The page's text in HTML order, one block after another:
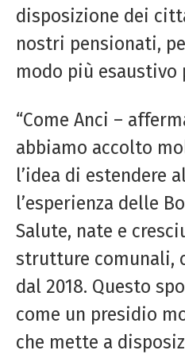
disposizione dei
nostri pensionati,
modo più esaustivo
“Come Anci –
abbiamo accolto
l’idea di estendere
l’esperienza delle
Salute, nate e
strutture comunali,
dal 2018. Questo
come un presidio
che mette a